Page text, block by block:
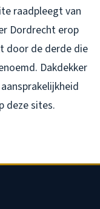
raadpleegt van
Dordrecht erop
door de derde die
Dakdekker
deze sites.